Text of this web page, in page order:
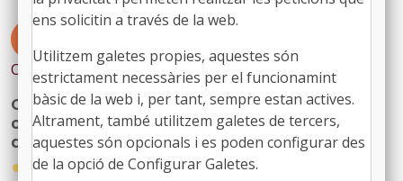
Contingut relacionat
Cultura amplia fins als 1,8 milions d'euros la
convocatòria de subvencions per a festivals
de música d'alt interès cultural
●
31/07/2026
ens solicitin a través de la web.
Utilitzem galetes propies, aquestes són
estrictament necessàries per el funcionamint
bàsic de la web i, per tant, sempre estan actives.
Altrament, també utilitzem galetes de tercers,
aquestes són opcionals i es poden configurar des
de la opció de Configurar Galetes.